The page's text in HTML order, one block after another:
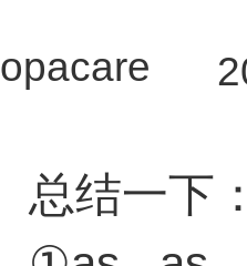
opacare
总结一下